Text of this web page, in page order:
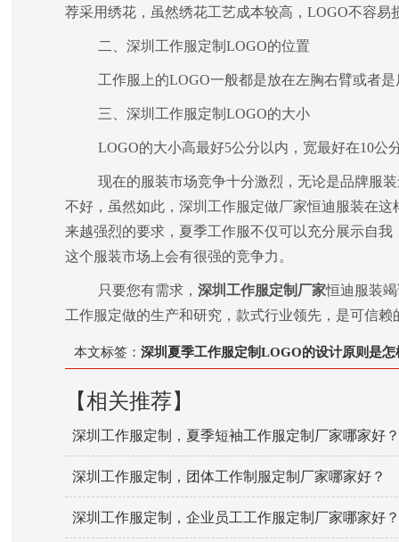
荐采用绣花，虽然绣花工艺成本较高，LOGO不容
二、深圳工作服定制LOGO的位置
工作服上的LOGO一般都是放在左胸右臂或者
三、深圳工作服定制LOGO的大小
LOGO的大小高最好5公分以内，宽最好在10公
现在的服装市场竞争十分激烈，无论是品牌服
不好，虽然如此，深圳工作服定做厂家恒迪服装在
来越强烈的要求，夏季工作服不仅可以充分展示自
这个服装市场上会有很强的竞争力。
只要您有需求，深圳工作服定制厂家恒迪服装
工作服定做的生产和研究，款式行业领先，是可信赖
本文标签：深圳夏季工作服定制LOGO的设计原则是怎
【相关推荐】
深圳工作服定制，夏季短袖工作服定制厂家哪家好
深圳工作服定制，团体工作制服定制厂家哪家好？
深圳工作服定制，企业员工工作服定制厂家哪家好